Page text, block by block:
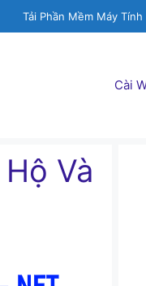
Tải Phần Mềm Máy Tính
Cài
Và